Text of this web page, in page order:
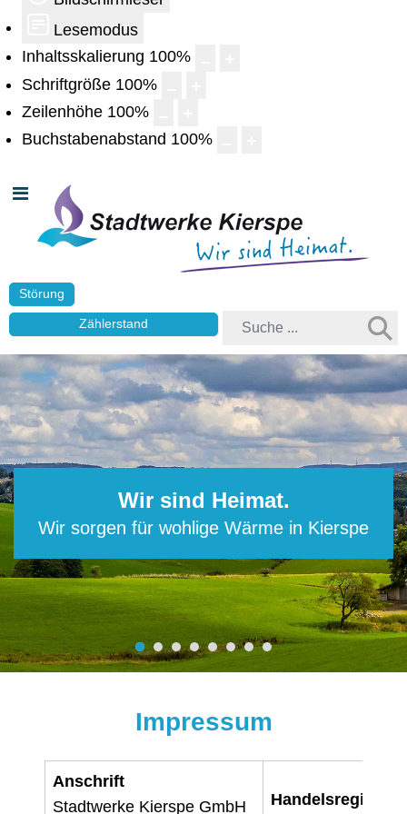
Lesemodus
Inhaltsskalierung 100%
Schriftgröße 100%
Zeilenhöhe 100%
Buchstabenabstand 100%
Störung
Zählerstand
Wir sind Heimat.
Wir sorgen für wohlige Wärme in Kierspe
Impressum
Anschrift
Stadtwerke Kierspe GmbH
Handelsregister-